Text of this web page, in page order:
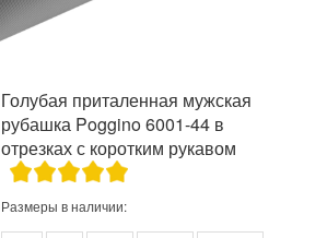
Голубая приталенная мужская
рубашка Poggino 6001-44 в
отрезках с коротким рукавом
Размеры в наличии: